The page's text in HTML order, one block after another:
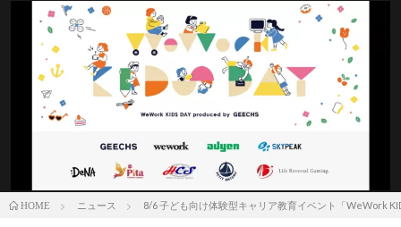
HOME ニュース 8/6 子ども向け体験型キャリア教育イベント「WeWork